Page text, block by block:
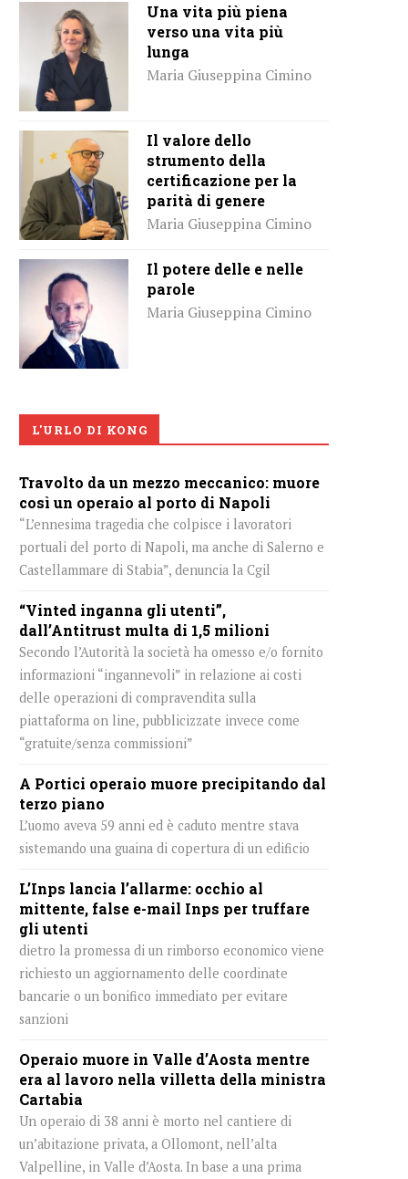
Una vita più piena
verso una vita più
lunga
Maria Giuseppina Cimino
Il valore dello
strumento della
certificazione per la
parità di genere
Maria Giuseppina Cimino
Il potere delle e nelle
parole
Maria Giuseppina Cimino
L'URLO DI KONG
Travolto da un mezzo meccanico: muore
così un operaio al porto di Napoli
“L’ennesima tragedia che colpisce i lavoratori
portuali del porto di Napoli, ma anche di Salerno e
Castellammare di Stabia”, denuncia la Cgil
“Vinted inganna gli utenti”,
dall’Antitrust multa di 1,5 milioni
Secondo l’Autorità la società ha omesso e/o fornito
informazioni “ingannevoli” in relazione ai costi
delle operazioni di compravendita sulla
piattaforma on line, pubblicizzate invece come
“gratuite/senza commissioni”
A Portici operaio muore precipitando dal
terzo piano
L’uomo aveva 59 anni ed è caduto mentre stava
sistemando una guaina di copertura di un edificio
L’Inps lancia l’allarme: occhio al
mittente, false e-mail Inps per truffare
gli utenti
dietro la promessa di un rimborso economico viene
richiesto un aggiornamento delle coordinate
bancarie o un bonifico immediato per evitare
sanzioni
Operaio muore in Valle d’Aosta mentre
era al lavoro nella villetta della ministra
Cartabia
Un operaio di 38 anni è morto nel cantiere di
un’abitazione privata, a Ollomont, nell’alta
Valpelline, in Valle d’Aosta. In base a una prima